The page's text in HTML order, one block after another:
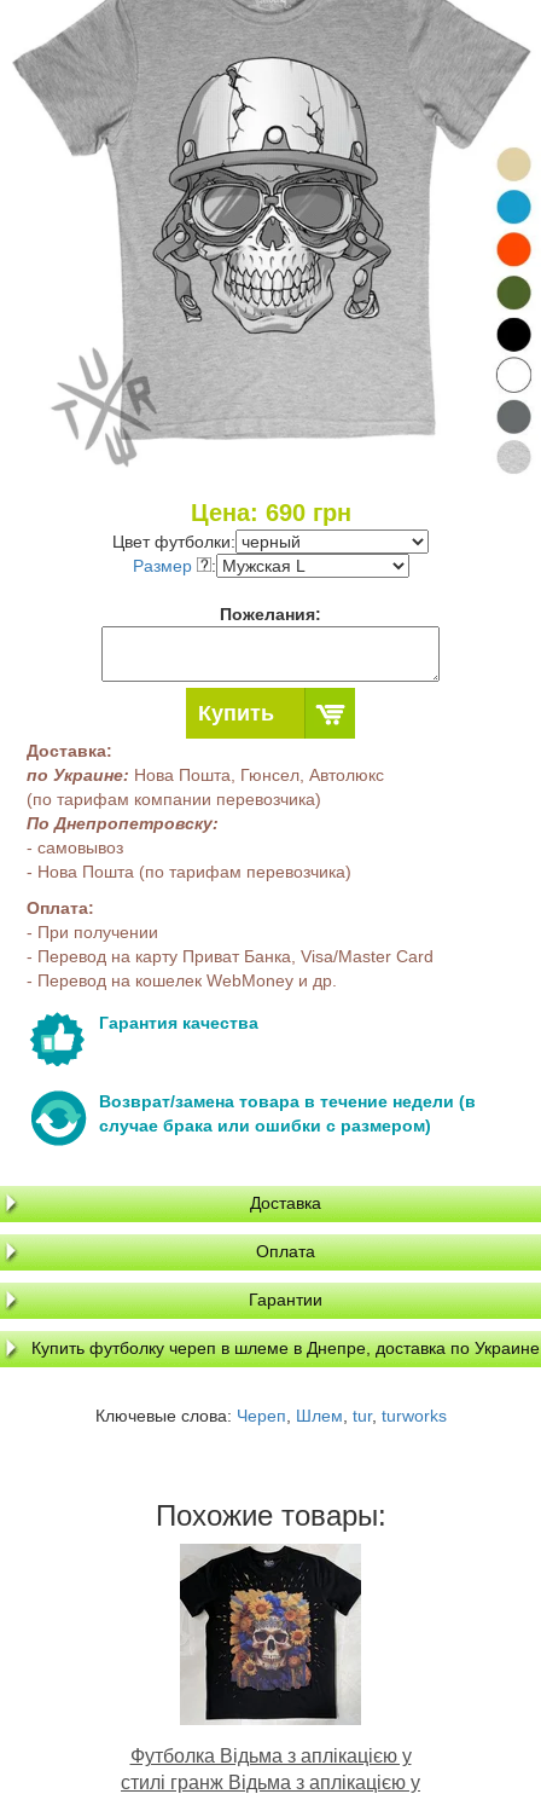
Цена: 690грн
Цвет футболки:
Размер
:
Пожелания:
Купить
Доставка:
по Украине: Нова Пошта, Гюнсел, Автолюкс
(по тарифам компании перевозчика)
По Днепропетровску:
- самовывоз
- Нова Пошта (по тарифам перевозчика)
Оплата:
- При получении
- Перевод на карту Приват Банка, Visa/Master Card
- Перевод на кошелек WebMoney и др.
Гарантия качества
Возврат/замена товара в течение недели (в
случае брака или ошибки с размером)
Доставка
Оплата
Гарантии
Купить футболку череп в шлеме в Днепре, доставка по Украине
Ключевые слова: Череп Шлем tur, turworks
Похожие товары:
Футболка Відьма з аплікацією у
стилі гранж Відьма з аплікацією у